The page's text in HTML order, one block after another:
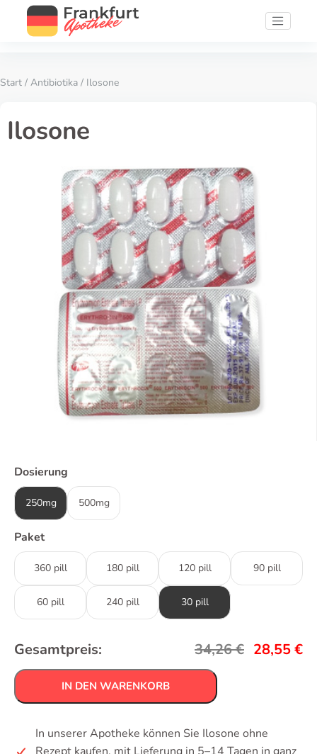
Start / Antibiotika / Ilosone
Ilosone
Dosierung
250mg 500mg
Paket
360 pill 180 pill 120 pill 90 pill
60 pill 240 pill 30 pill
Gesamtpreis: 34,26€ 28,55€
IN DEN WARENKORB
In unserer Apotheke können Sie Ilosone ohne